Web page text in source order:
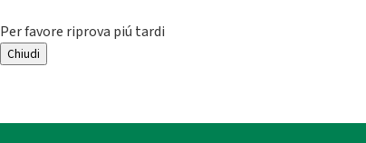
Per favore riprova piú tardi
Chiudi